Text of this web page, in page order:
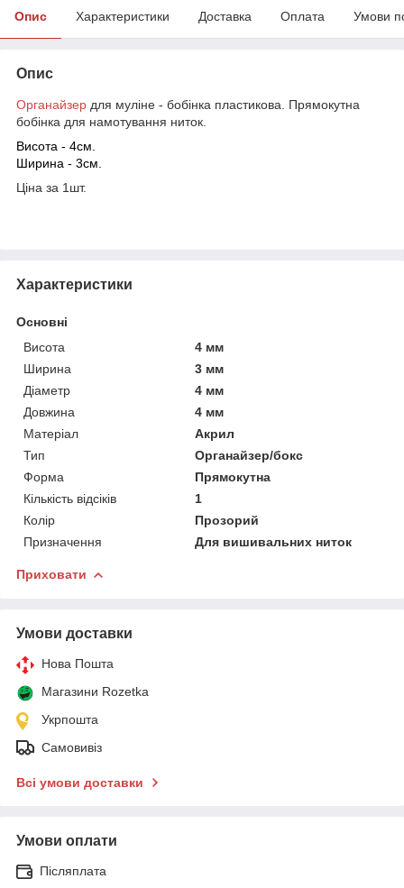
Опис Характеристики Доставка Оплата Умови
Опис
Органайзер для муліне - бобінка пластикова. Прямокутна
бобінка для намотування ниток.
Висота - 4см.
Ширина - 3см.
Ціна за 1шт.
Характеристики
Основні
Висота
4 мм
Ширина
3 мм
Діаметр
4 мм
Довжина
4 мм
Матеріал
Акрил
Тип
Органайзер/бокс
Форма
Прямокутна
Кількість відсіків
1
Колір
Прозорий
Призначення
Для вишивальних ниток
Приховати
Умови доставки
Нова Пошта
Магазини Rozetka
Укрпошта
Самовивіз
Всі умови доставки
Умови оплати
Післяплата